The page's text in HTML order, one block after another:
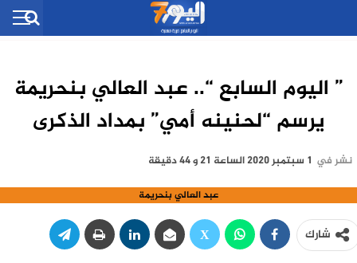
” اليوم السابع “.. عبد العالي بنحريمة
يرسم “لحنينه أمي” بمداد الذكرى
نشر في 1 سبتمبر 2020 الساعة 21 و 44 دقيقة
عبد العالي بنحريمة
شارك